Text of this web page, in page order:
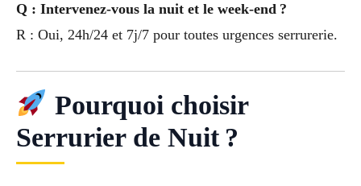
Q : Intervenez-vous la nuit et le week-end ?
R : Oui, 24h/24 et 7j/7 pour toutes urgences serrurerie.
Pourquoi choisir
Serrurier de Nuit ?